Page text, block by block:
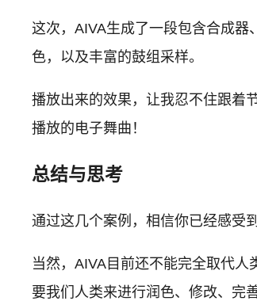
这次，AIVA生成了一段包含合成
色，以及丰富的鼓组采样。
播放出来的效果，让我忍不住跟着
播放的电子舞曲！
总结与思考
通过这几个案例，相信你已经感受
当然，AIVA目前还不能完全取代
要我们人类来进行润色、修改、完善